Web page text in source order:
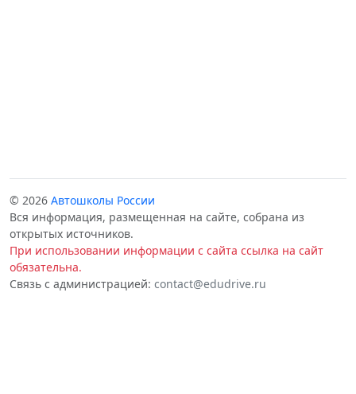
© 2026 Автошколы России
Вся информация, размещенная на сайте, собрана из
открытых источников.
При использовании информации с сайта ссылка на сайт
обязательна.
Связь с администрацией: contact@edudrive.ru